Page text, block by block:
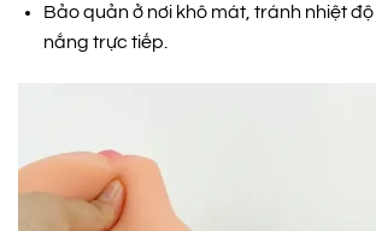
Bảo quản ở nơi khô mát, tránh nhiệt
nắng trực tiếp.